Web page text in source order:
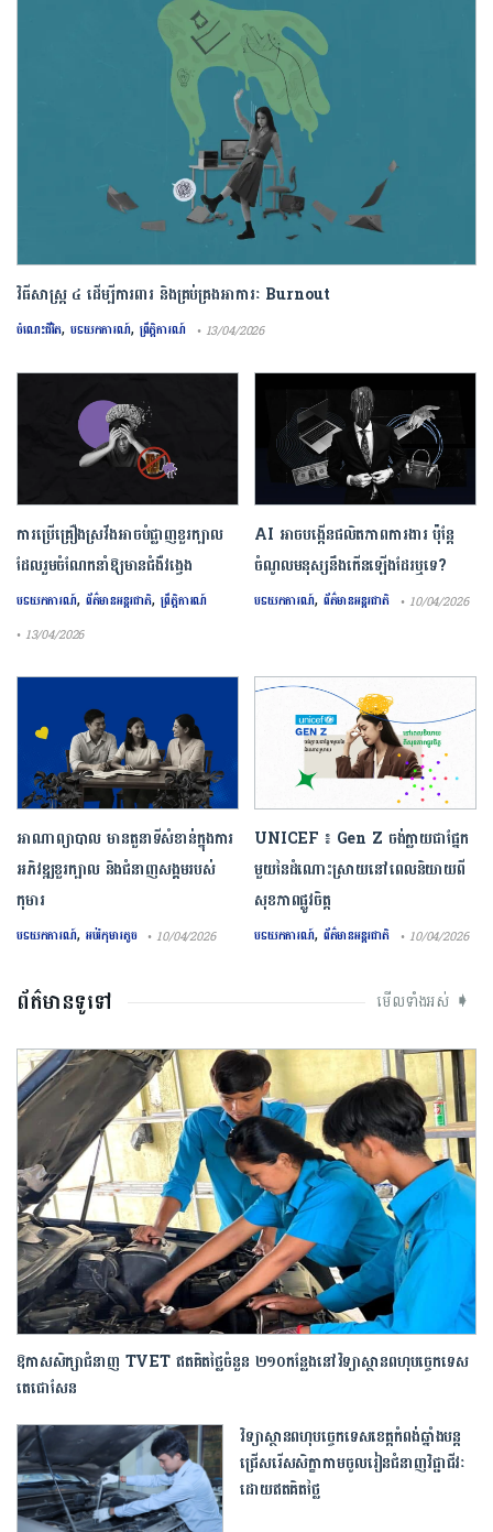
វិធីសាស្រ្ត ៤ ​ដើម្បី​ការពារ និងគ្រប់គ្រង​អាការៈ Burnout
ចំណេះជីវិត, បទយកការណ៍, ព្រឹត្តិការណ៍ • 13/04/2026
ការ​ប្រើគ្រឿង​ស្រវឹង​អាចបំផ្លាញ​ខួរក្បាល
ដែល​រួមចំណែក​នាំឱ្យ​មាន​ជំងឺ​វង្វេង
បទយកការណ៍, ព័ត៌មានអន្តរជាតិ,ព្រឹត្តិការណ៍
• 13/04/2026
AI អាចបង្កើនផលិតភាពការងារ ប៉ុន្តែ
ចំណូលមនុស្សនឹងកើនឡើងដែរឬទេ?
បទយកការណ៍, ព័ត៌មានអន្តរជាតិ • 10/04/2026
អាណាព្យាបាល មានតួនាទីសំខាន់ក្នុងការ
អភិវឌ្ឍខួរក្បាល និងជំនាញសង្គមរបស់
កុមារ
បទយកការណ៍, អប់រំកុមារតូច • 10/04/2026
UNICEF ៖ Gen Z ចង់ក្លាយ​ជា​ផ្នែក​
មួយ​នៃ​ដំណោះស្រាយ​នៅ​ពេល​និយាយ​ពី
សុខភាព​ផ្លូវចិត្ត
បទយកការណ៍, ព័ត៌មានអន្តរជាតិ • 10/04/2026
ព័ត៌មានទូទៅ មើលទាំងអស់ ➧
ឱកាស​សិក្សាជំនាញ TVET ឥតគិតថ្លៃចំនួន ២១០កន្លែងនៅ​វិទ្យាស្ថានពហុបច្ចេកទេស​
តេជោសែន
វិទ្យាស្ថានពហុបច្ចេកទេសខេត្តកំពង់ឆ្នាំងបន្ត
ជ្រើសរើសសិក្ខាកាមចូលរៀនជំនាញវិជ្ជាជីវៈ​
ដោយឥតគិតថ្លៃ